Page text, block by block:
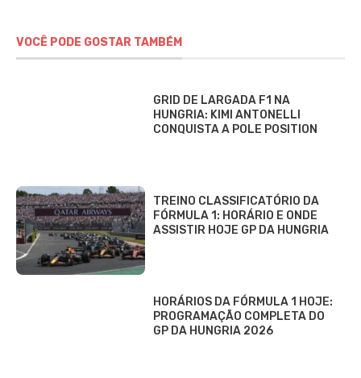
VOCÊ PODE GOSTAR TAMBÉM
GRID DE LARGADA F1 NA
HUNGRIA: KIMI ANTONELLI
CONQUISTA A POLE POSITION
TREINO CLASSIFICATÓRIO DA
FÓRMULA 1: HORÁRIO E ONDE
ASSISTIR HOJE GP DA HUNGRIA
HORÁRIOS DA FÓRMULA 1 HOJE:
PROGRAMAÇÃO COMPLETA DO
GP DA HUNGRIA 2026